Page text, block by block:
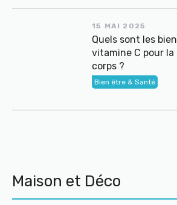
15 MAI 2025
Quels sont les
vitamine C pour la
corps ?
Bien être & Santé
Maison et Déco